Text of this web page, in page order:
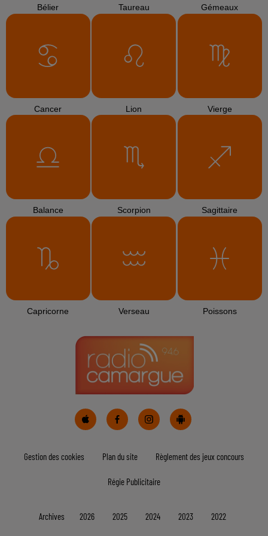
Bélier Taureau Gémeaux
Cancer Lion Vierge
Balance Scorpion Sagittaire
Capricorne Verseau Poissons
Gestion des cookies Plan du site Règlement des jeux concours
Régie Publicitaire
Archives 2026 2025 2024 2023 2022